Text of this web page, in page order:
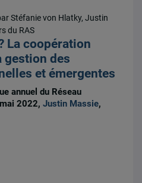
Stéfanie von Hlatky, Justin
du RAS
La coopération
gestion des
et émergentes
annuel du Réseau
mai 2022,Justin Massie,